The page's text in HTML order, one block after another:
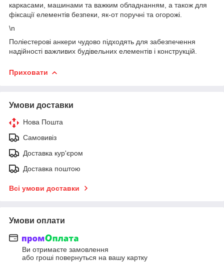
каркасами, машинами та важким обладнанням, а також для
фіксації елементів безпеки, як-от поручні та огорожі.
\n
Поліестерові анкери чудово підходять для забезпечення
надійності важливих будівельних елементів і конструкцій.
Приховати
Умови доставки
Нова Пошта
Самовивіз
Доставка кур'єром
Доставка поштою
Всі умови доставки
Умови оплати
Ви отримаєте замовлення
або гроші повернуться на вашу картку